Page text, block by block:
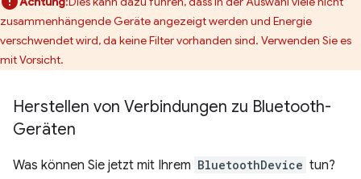
zusammenhängende Geräte angezeigt werden und Energie
verschwendet wird, da keine Filter vorhanden sind. Verwenden Sie es
mit Vorsicht.
Herstellen von Verbindungen zu Bluetooth-
Geräten
Was können Sie jetzt mit Ihrem BluetoothDevice tun?